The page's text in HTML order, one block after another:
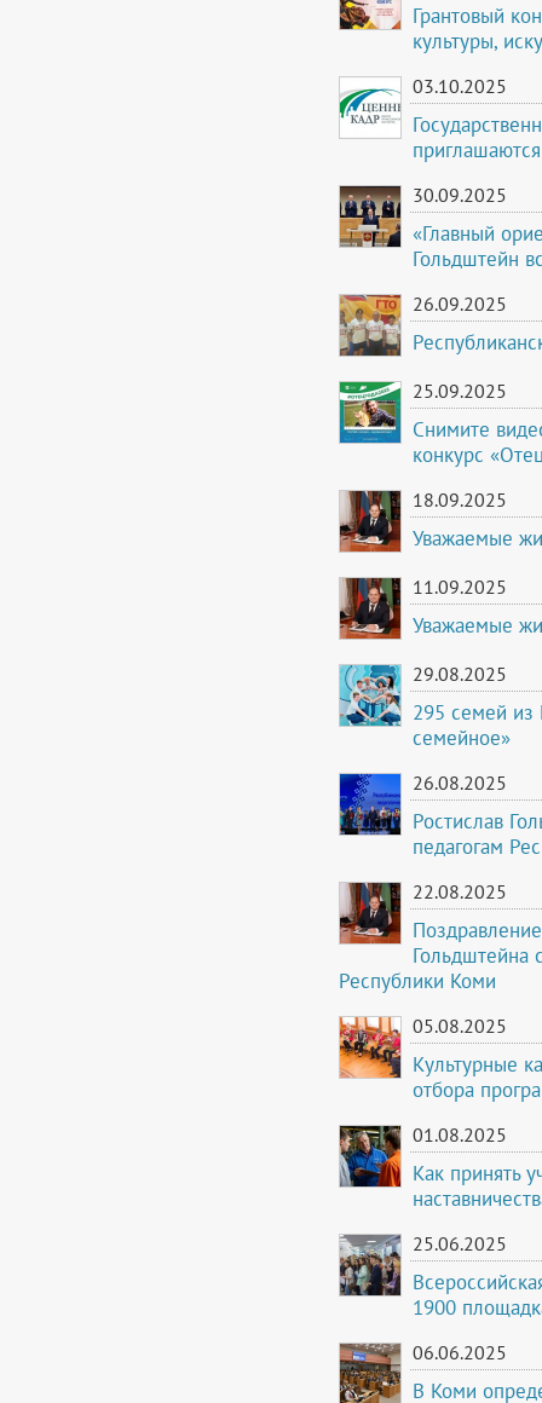
Грантовый
культуры,
03.10.2025
30.09.2025
«Главный
Гольдштейн
26.09.2025
25.09.2025
Снимите
конкурс
18.09.2025
Уважаемые
11.09.2025
Уважаемые
29.08.2025
295 семей из
семейное»
26.08.2025
Ростислав
педагогам
22.08.2025
Гольдштейна
Республики Коми
05.08.2025
Культурные
отбора
01.08.2025
Как принять
25.06.2025
1900
06.06.2025
В Коми